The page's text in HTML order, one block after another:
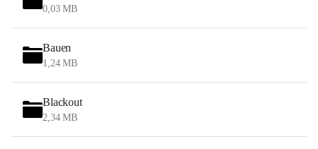
0,03 MB
Bauen
1,24 MB
Blackout
2,34 MB